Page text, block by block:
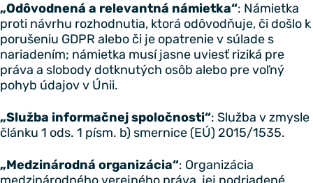
„Odôvodnená a relevantná námietka“: Námietka
proti návrhu rozhodnutia, ktorá odôvodňuje, či došlo k
porušeniu GDPR alebo či je opatrenie v súlade s
nariadením; námietka musí jasne uviesť riziká pre
práva a slobody dotknutých osôb alebo pre voľný
pohyb údajov v Únii.
„Služba informačnej spoločnosti“: Služba v zmysle
článku 1 ods. 1 písm. b) smernice (EÚ) 2015/1535.
„Medzinárodná organizácia“: Organizácia